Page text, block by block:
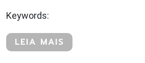
Keywords:
LEIA MAIS